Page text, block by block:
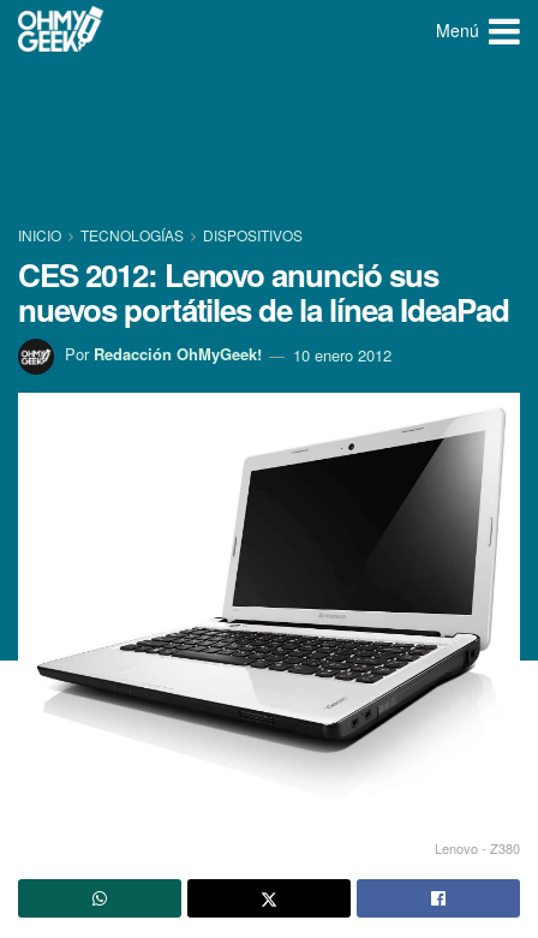
Menú
INICIO TECNOLOGÍ­AS DISPOSITIVOS
CES 2012: Lenovo anunció sus
nuevos portátiles de la lí­nea IdeaPad
Por Redacción OhMyGeek! 10 enero 2012
Lenovo - Z380